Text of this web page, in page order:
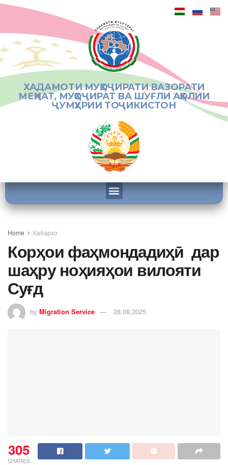
ХАДАМОТИ МУҲОҶИРАТИ ВАЗОРАТИ
МЕҲНАТ, МУҲОҶИРАТ ВА ШУҒЛИ АҲОЛИИ
ҶУМҲУРИИ ТОҶИКИСТОН
Home Хабархо
Корҳои фаҳмондадиҳӣ дар
шаҳру ноҳияҳои вилояти
Суғд
by Migration Service 28.08.2025
305
SHARES